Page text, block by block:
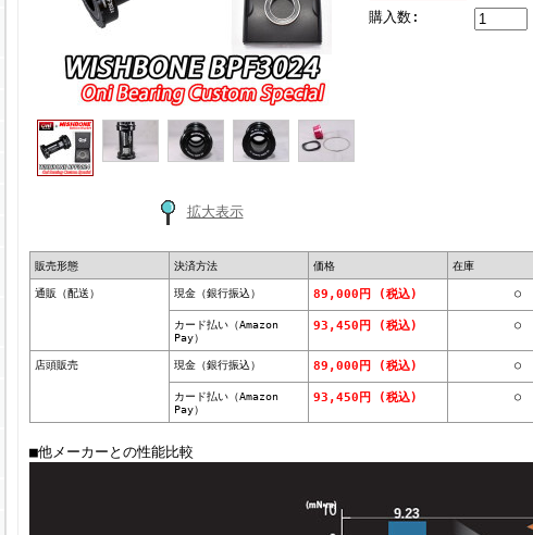
拡大表示
購入数:
販売形態 決済方法 価格 在庫
通販（配送） 現金（銀行振込） 89,000円 (税込) ○
カード払い（Amazon
Pay）
93,450円 (税込) ○
店頭販売 現金（銀行振込） 89,000円 (税込) ○
カード払い（Amazon
Pay）
93,450円 (税込) ○
■他メーカーとの性能比較